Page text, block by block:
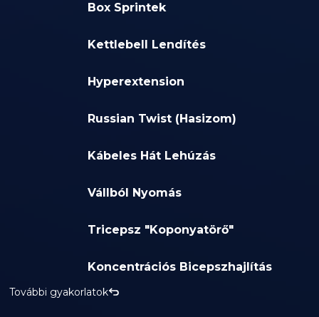
Box Sprintek
Kettlebell Lendítés
Hyperextension
Russian Twist (Hasizom)
Kábeles Hát Lehúzás
Vállból Nyomás
Tricepsz "Koponyatörő"
Koncentrációs Bicepszhajlítás
További gyakorlatok